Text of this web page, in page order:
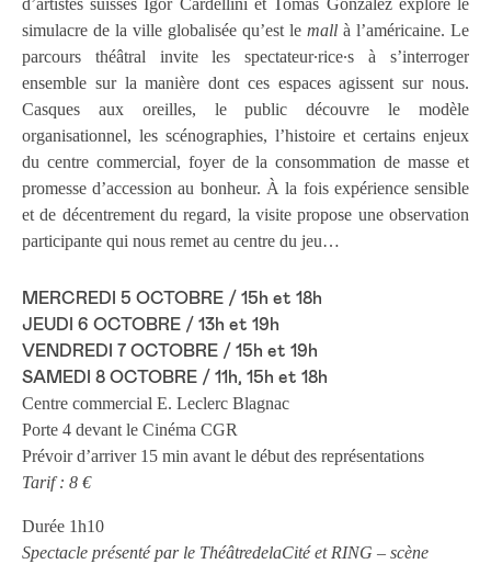
d’artistes suisses Igor Cardellini et Tomas Gonzalez explore le
simulacre de la ville globalisée qu’est le mall à l’américaine. Le
parcours théâtral invite les spectateur∙rice∙s à s’interroger
ensemble sur la manière dont ces espaces agissent sur nous.
Casques aux oreilles, le public découvre le modèle
organisationnel, les scénographies, l’histoire et certains enjeux
du centre commercial, foyer de la consommation de masse et
promesse d’accession au bonheur. À la fois expérience sensible
et de décentrement du regard, la visite propose une observation
participante qui nous remet au centre du jeu…
MERCREDI 5 OCTOBRE / 15h et 18h
JEUDI 6 OCTOBRE / 13h et 19h
VENDREDI 7 OCTOBRE / 15h et 19h
SAMEDI 8 OCTOBRE / 11h, 15h et 18h
Centre commercial E. Leclerc Blagnac
Porte 4 devant le Cinéma CGR
Prévoir d’arriver 15 min avant le début des représentations
Tarif : 8 €
Durée 1h10
Spectacle présenté par le ThéâtredelaCité et RING – scène